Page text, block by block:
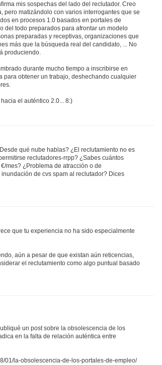
mis sospechas del lado del reclutador. Creo
pero matizándolo con varios interrogantes que se
en procesos 1.0 basados en portales de
del todo preparados para afrontar un modelo
preparadas y receptivas, organizaciones que
más que la búsqueda real del candidato, ... No
produciendo.
durante mucho tiempo a inscribirse en
para obtener un trabajo, deshechando cualquier
el auténtico 2.0... 8:)
qué nube hablas? ¿El reclutamiento no es
reclutadores-rrpp? ¿Sabes cuántos
mes? ¿Problema de atracción o de
de cvs spam al reclutador? Dices
que tu experiencia no ha sido especialmente
aún a pesar de que existan aún reticencias,
el reclutamiento como algo puntual basado
un post sobre la obsolescencia de los
en la falta de relación auténtica entre
01/la-obsolescencia-de-los-portales-de-empleo/